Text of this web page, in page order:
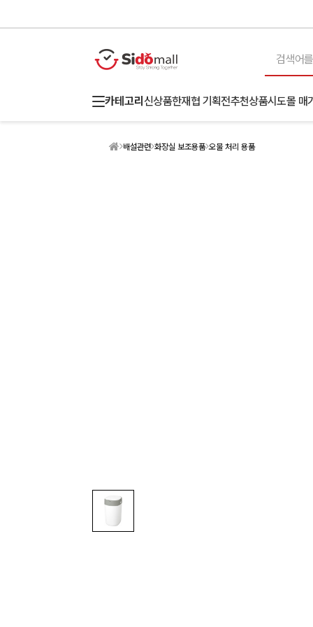
카테고리 신상품한재협 기획전추천상품시도몰 매
배설관련 화장실 보조용품 오물 처리 용품